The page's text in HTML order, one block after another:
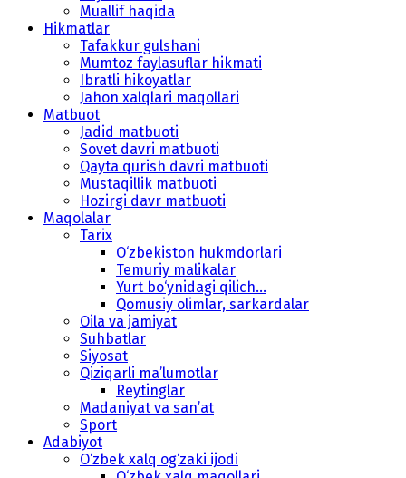
Muallif haqida
Hikmatlar
Tafakkur gulshani
Mumtoz faylasuflar hikmati
Ibratli hikoyatlar
Jahon xalqlari maqollari
Matbuot
Jadid matbuoti
Sovet davri matbuoti
Qayta qurish davri matbuoti
Mustaqillik matbuoti
Hozirgi davr matbuoti
Maqolalar
Tarix
O‘zbekiston hukmdorlari
Temuriy malikalar
Yurt bo‘ynidagi qilich...
Qomusiy olimlar, sarkardalar
Oila va jamiyat
Suhbatlar
Siyosat
Qiziqarli ma’lumotlar
Reytinglar
Madaniyat va san’at
Sport
Adabiyot
O‘zbek xalq og‘zaki ijodi